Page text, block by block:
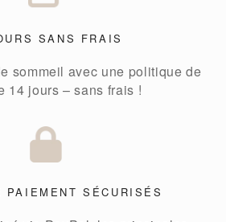
SANS FRAIS
sommeil avec une politique de
14 jours – sans frais !
PAIEMENT SÉCURISÉS